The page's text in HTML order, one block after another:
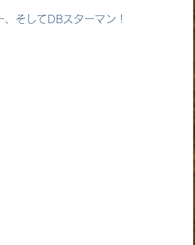
そしてDBスターマン！